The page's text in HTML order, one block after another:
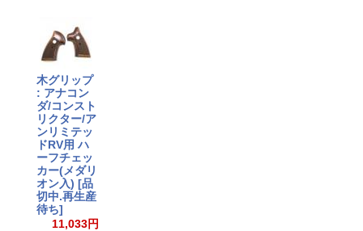
木グリップ
: アナコン
ダ/コンスト
リクター/ア
ンリミテッ
ドRV用 ハ
ーフチェッ
カー(メダリ
オン入) [品
切中.再生産
待ち]
11,033円